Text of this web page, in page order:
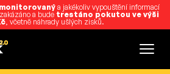
a jakékoliv vypouštění informací
a bude trestáno pokutou ve výši
, včetně náhrady ušlých zisků.